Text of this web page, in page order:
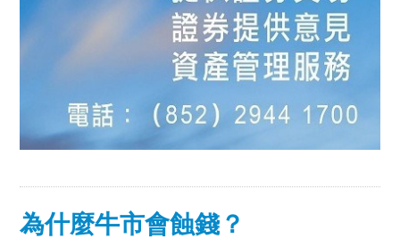
為什麼牛市會蝕錢？